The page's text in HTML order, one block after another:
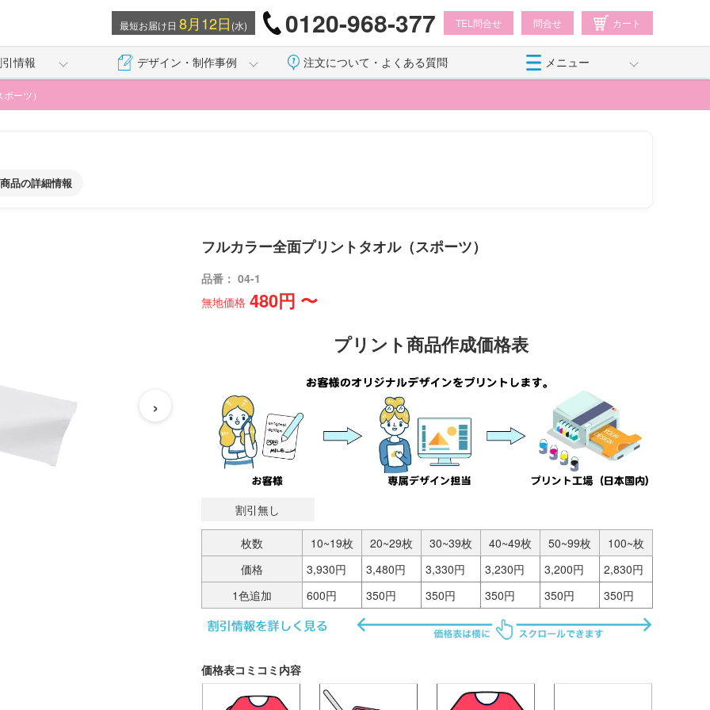
最短お届け日8月12日 (水) 0120-968-377 TEL問合せ 問合せ カート
情報 デザイン・制作事例 注文について・よくある質問 メニュー
ーツ）
商品の詳細情報
›
フルカラー全面プリントタオル（スポーツ）
品番： 04-1
無地価格 480円 〜
プリント商品作成価格表
割引無し
枚数 10~19枚 20~29枚 30~39枚 40~49枚 50~99枚
100~枚
価格
3,930円 3,480円 3,330円 3,230円 3,200円
2,830円
1色追加
600円 350円 350円 350円 350円 350円
価格表コミコミ内容